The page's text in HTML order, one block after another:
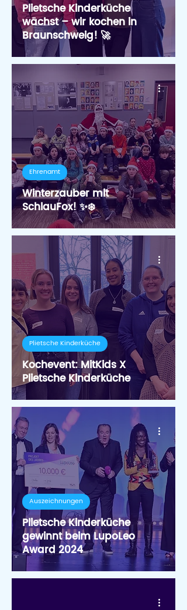
Plietsche Kinderküche
wächst – wir kochen in
Braunschweig! 🚀
Winterzauber mit
SchlauFox! ✨❄️
Ehrenamt
Kochevent: MitKids X
Plietsche Kinderküche
Plietsche Kinderküche
Plietsche Kinderküche
gewinnt beim LupoLeo
Award 2024
Auszeichnungen